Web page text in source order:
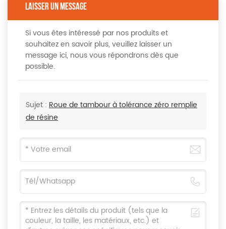
LAISSER UN MESSAGE
Si vous êtes intéressé par nos produits et
souhaitez en savoir plus, veuillez laisser un
message ici, nous vous répondrons dès que
possible.
Sujet : Roue de tambour à tolérance zéro remplie
de résine